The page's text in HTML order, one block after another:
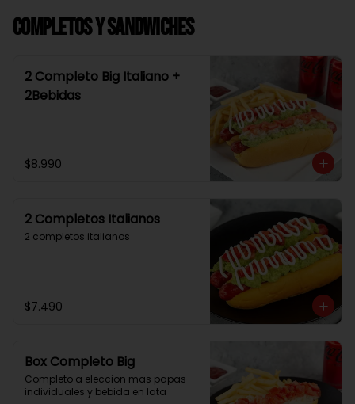
Completos y Sandwiches
2 Completo Big Italiano +
2Bebidas
$8.990
2 Completos Italianos
2 completos italianos
$7.490
Box Completo Big
Completo a eleccion mas papas
individuales y bebida en lata